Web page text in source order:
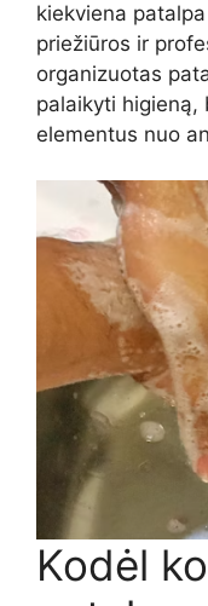
kiekviena
priežiūros ir
organizuotas
palaikyti higieną,
elementus nuo
Kodėl